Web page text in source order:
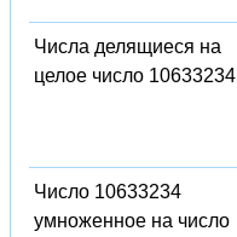
Числа делящиеся на
целое число 10633234
Число 10633234
умноженное на число